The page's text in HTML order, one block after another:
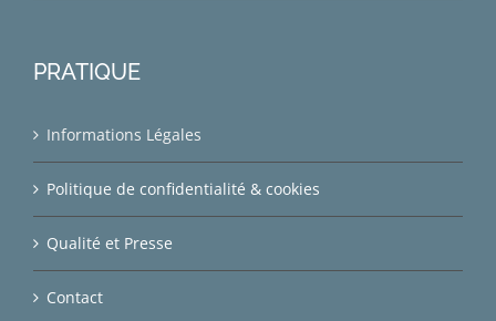
PRATIQUE
Informations Légales
Politique de confidentialité & cookies
Qualité et Presse
Contact